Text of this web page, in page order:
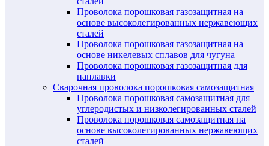
Проволока порошковая газозащитная на
основе высоколегированных нержавеющих
сталей
Проволока порошковая газозащитная на
основе никелевых сплавов для чугуна
Проволока порошковая газозащитная для
наплавки
Сварочная проволока порошковая самозащитная
Проволока порошковая самозащитная для
углеродистых и низколегированных сталей
Проволока порошковая самозащитная на
основе высоколегированных нержавеющих
сталей